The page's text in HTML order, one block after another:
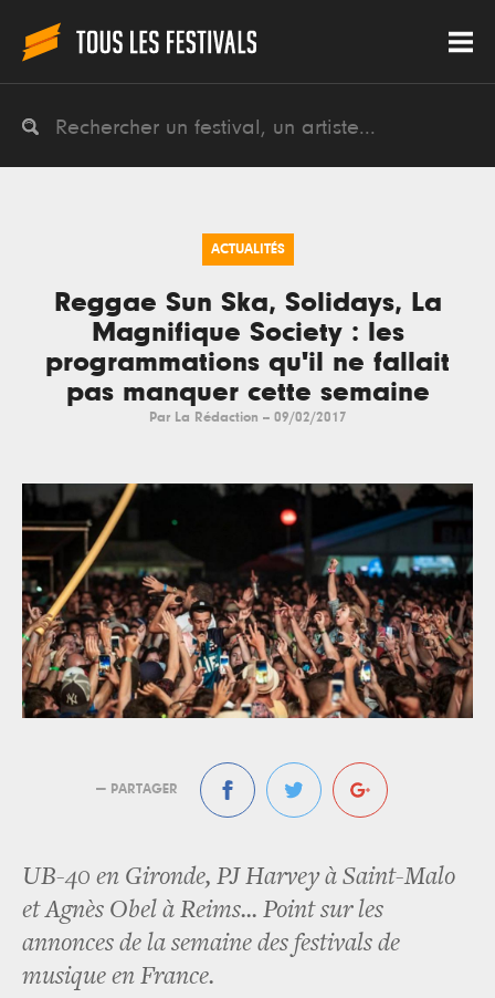
ACTUALITÉS
Reggae Sun Ska, Solidays, La
Magnifique Society : les
programmations qu'il ne fallait
pas manquer cette semaine
Par La Rédaction -- 09/02/2017
— PARTAGER
UB-40 en Gironde, PJ Harvey à Saint-Malo
et Agnès Obel à Reims... Point sur les
annonces de la semaine des festivals de
musique en France.